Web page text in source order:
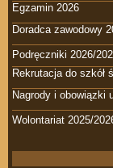
Egzamin 2026
Doradca zawodowy
Podręczniki 2026/
Rekrutacja do szkół
Nagrody i obowiązki
Wolontariat 2025/